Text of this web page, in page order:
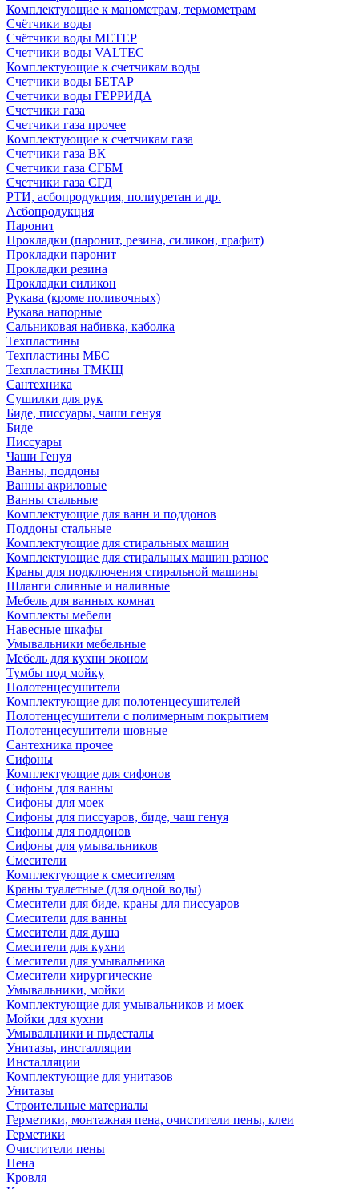
Комплектующие к манометрам, термометрам
Счётчики воды
Счётчики воды МЕТЕР
Счетчики воды VALTEC
Комплектующие к счетчикам воды
Счетчики воды БЕТАР
Счетчики воды ГЕРРИДА
Счетчики газа
Счетчики газа прочее
Комплектующие к счетчикам газа
Счетчики газа ВК
Счетчики газа СГБМ
Счетчики газа СГД
РТИ, асбопродукция, полиуретан и др.
Асбопродукция
Паронит
Прокладки (паронит, резина, силикон, графит)
Прокладки паронит
Прокладки резина
Прокладки силикон
Рукава (кроме поливочных)
Рукава напорные
Сальниковая набивка, каболка
Техпластины
Техпластины МБС
Техпластины ТМКЩ
Сантехника
Сушилки для рук
Биде, писсуары, чаши генуя
Биде
Писсуары
Чаши Генуя
Ванны, поддоны
Ванны акриловые
Ванны стальные
Комплектующие для ванн и поддонов
Поддоны стальные
Комплектующие для стиральных машин
Комплектующие для стиральных машин разное
Краны для подключения стиральной машины
Шланги сливные и наливные
Мебель для ванных комнат
Комплекты мебели
Навесные шкафы
Умывальники мебельные
Мебель для кухни эконом
Тумбы под мойку
Полотенцесушители
Комплектующие для полотенцесушителей
Полотенцесушители с полимерным покрытием
Полотенцесушители шовные
Сантехника прочее
Сифоны
Комплектующие для сифонов
Сифоны для ванны
Сифоны для моек
Сифоны для писсуаров, биде, чаш генуя
Сифоны для поддонов
Сифоны для умывальников
Смесители
Комплектующие к смесителям
Краны туалетные (для одной воды)
Смесители для биде, краны для писсуаров
Смесители для ванны
Смесители для душа
Смесители для кухни
Смесители для умывальника
Смесители хирургические
Умывальники, мойки
Комплектующие для умывальников и моек
Мойки для кухни
Умывальники и пьдесталы
Унитазы, инсталляции
Инсталляции
Комплектующие для унитазов
Унитазы
Строительные материалы
Герметики, монтажная пена, очистители пены, клеи
Герметики
Очистители пены
Пена
Кровля